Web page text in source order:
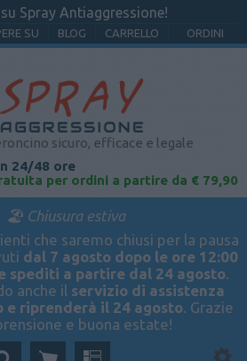
Spray Antiaggressione!
SU BLOG CARRELLO ORDINI
sicuro, efficace e legale
24/48 ore
per ordini a partire da € 79,90
🏖️ Chiusura estiva
che saremo chiusi per la pausa
dal 7 agosto dopo le ore 12:00
spediti a partire dal 24 agosto.
anche il servizio di assistenza
e riprenderà il 24 agosto. Grazie
e buona estate!